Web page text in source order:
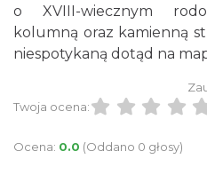
o XVIII-wiecznym
kolumną oraz kamienną
niespotykaną dotąd na
Twoja ocena:
Ocena: 0.0 (Oddano 0 głosy)